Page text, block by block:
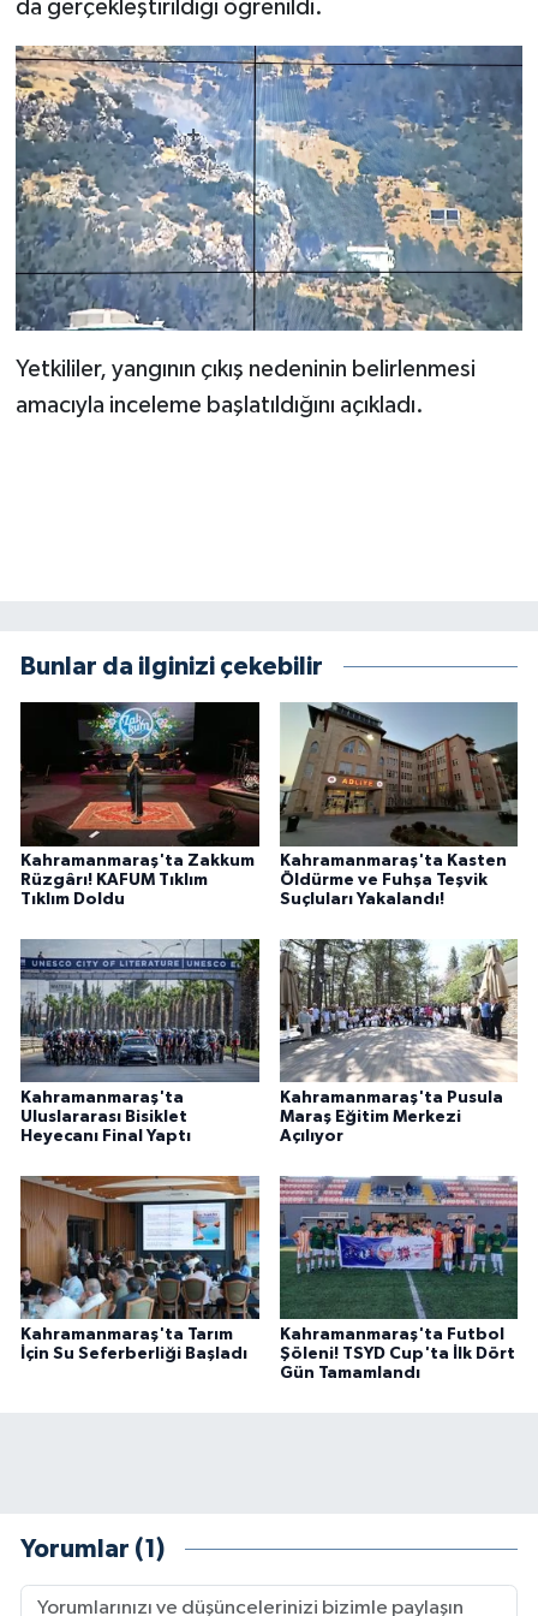
da gerçekleştirildiği öğrenildi.
Yetkililer, yangının çıkış nedeninin belirlenmesi
amacıyla inceleme başlatıldığını açıkladı.
Bunlar da ilginizi çekebilir
Kahramanmaraş'ta Zakkum
Rüzgârı! KAFUM Tıklım
Tıklım Doldu
Kahramanmaraş'ta Kasten
Öldürme ve Fuhşa Teşvik
Suçluları Yakalandı!
Kahramanmaraş'ta
Uluslararası Bisiklet
Heyecanı Final Yaptı
Kahramanmaraş'ta Pusula
Maraş Eğitim Merkezi
Açılıyor
Kahramanmaraş'ta Tarım
İçin Su Seferberliği Başladı
Kahramanmaraş'ta Futbol
Şöleni! TSYD Cup'ta İlk Dört
Gün Tamamlandı
Yorumlar (1)
BİLİM TEKNOLOJİ
ASAYİŞ
SEÇİM 2015
ÇEVRE
BİLİM VE TEKNOLOJİ
YARIŞMALAR